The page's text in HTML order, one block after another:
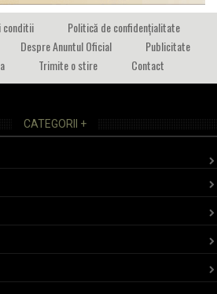
conditii
Politică de confidențialitate
Despre Anuntul Oficial
Publicitate
Trimite o stire Contact
CATEGORII +